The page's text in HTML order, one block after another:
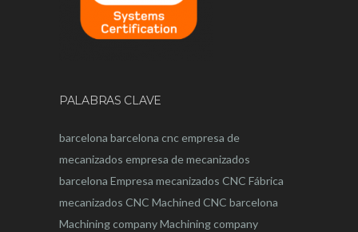
PALABRAS CLAVE
barcelona barcelona cncempresa de
mecanizados empresa de mecanizados
barcelona Empresa mecanizados CNC Fábrica
mecanizados CNC Machined CNC barcelona
Machining companyMachining company